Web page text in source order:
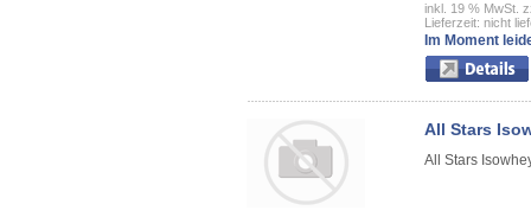
inkl. 19 % MwSt.
Lieferzeit: nicht
Im Moment
All Stars
All Stars